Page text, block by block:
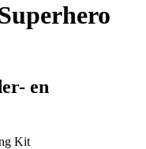
en
Kit